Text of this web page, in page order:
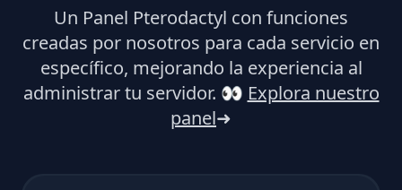
Un Panel Pterodactyl con funciones
creadas por nosotros para cada servicio en
específico, mejorando la experiencia al
administrar tu servidor. 👀 Explora nuestro
panel➜